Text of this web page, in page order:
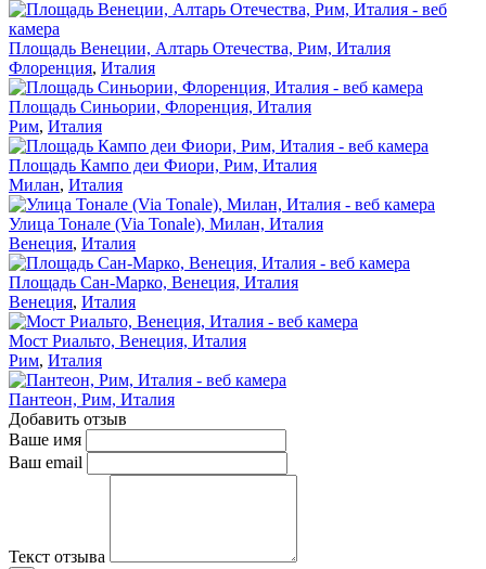
Площадь Венеции, Алтарь Отечества, Рим, Италия
Флоренция, Италия
Площадь Синьории, Флоренция, Италия
Рим, Италия
Площадь Кампо деи Фиори, Рим, Италия
Милан, Италия
Улица Тонале (Via Tonale), Милан, Италия
Венеция, Италия
Площадь Сан-Марко, Венеция, Италия
Венеция, Италия
Мост Риальто, Венеция, Италия
Рим, Италия
Пантеон, Рим, Италия
Добавить отзыв
Ваше имя
Ваш email
Текст отзыва